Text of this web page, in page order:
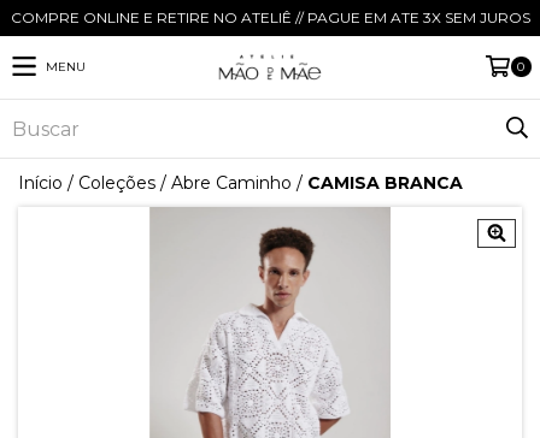
COMPRE ONLINE E RETIRE NO ATELIÊ // PAGUE EM ATE 3X SEM JUROS
MENU 0
Início / Coleções / Abre Caminho / CAMISA BRANCA